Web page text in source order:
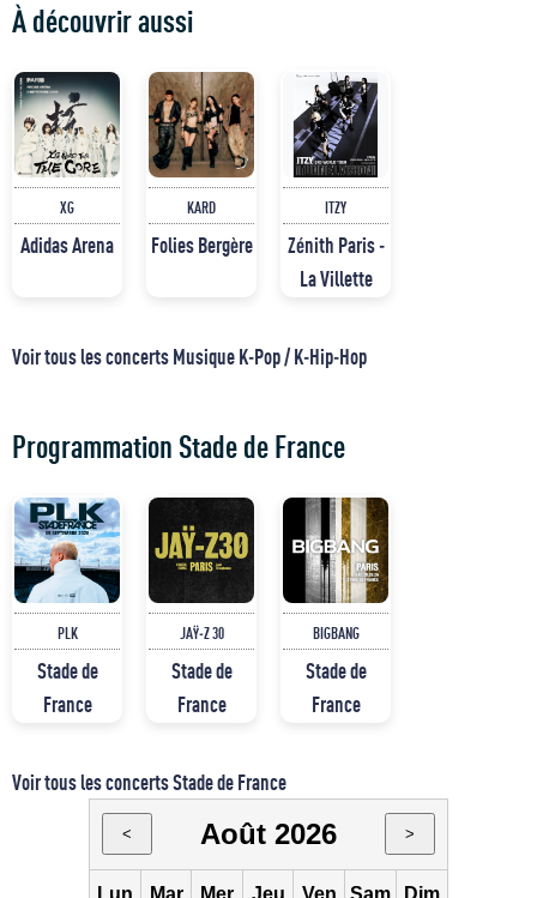
À découvrir aussi
XG
Adidas Arena
KARD
Folies Bergère
ITZY
Zénith Paris -
La Villette
Voir tous les concerts Musique K-Pop / K-Hip-Hop
Programmation Stade de France
PLK
Stade de
France
JAŸ-Z 30
Stade de
France
BIGBANG
Stade de
France
Voir tous les concerts Stade de France
< Août 2026 >
Lun Mar Mer Jeu Ven Sam Dim